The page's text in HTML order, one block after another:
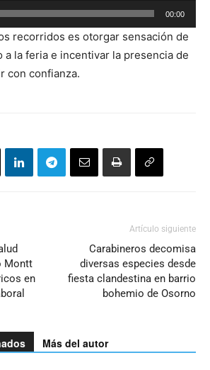
00:00
recorridos es otorgar sensación de
a la feria e incentivar la presencia de
con confianza.
Montt
en
Artículo siguiente
Carabineros decomisa
diversas especies desde
fiesta clandestina en barrio
bohemio de Osorno
Más del autor